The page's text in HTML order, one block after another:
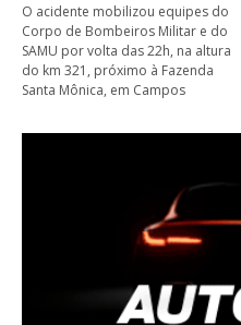
O acidente mobilizou equipes do
Corpo de Bombeiros Militar e do
SAMU por volta das 22h, na altura
do km 321, próximo à Fazenda
Santa Mônica, em Campos